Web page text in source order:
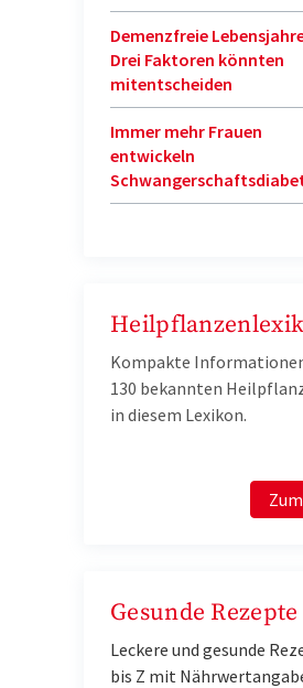
Demenzfreie
Drei Faktoren könnten
mitentscheiden
Immer mehr Frauen
entwickeln
Kompakte
130 bekannten
in diesem Lexikon.
Gesunde Rezepte
Leckere und gesunde
bis Z mit